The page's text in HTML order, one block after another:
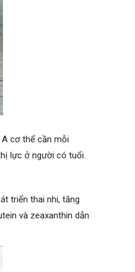
cơ thể cần mỗi
lực ở người có tuổi.
triển thai nhi, tăng
và zeaxanthin dẫn